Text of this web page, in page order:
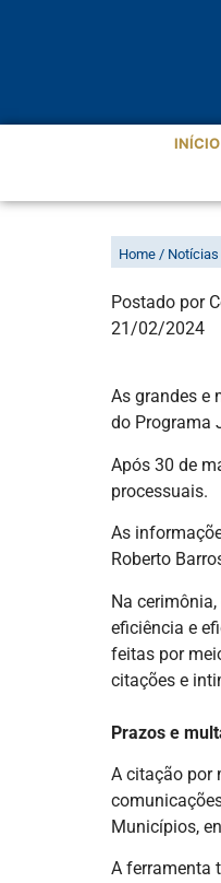
INÍCIO
Home / Notícias
Postado por
21/02/2024
As grandes e
do Programa
Após 30 de
processuais.
As
Roberto
Na
eficiência e
feitas por
citações e
Prazos e
A citação por
Municípios,
A ferramenta